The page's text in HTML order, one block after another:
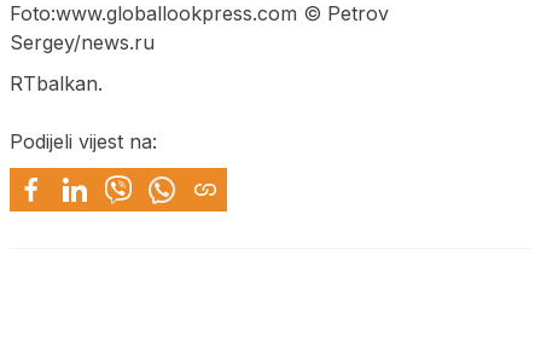
Foto:www.globallookpress.com © Petrov
Sergey/news.ru
RTbalkan.
Podijeli vijest na: